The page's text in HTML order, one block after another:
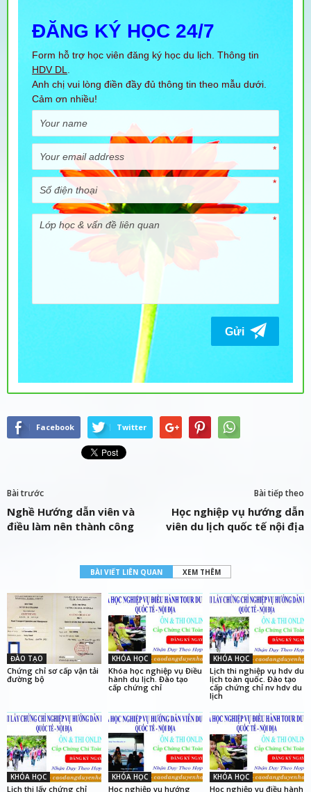
Facebook Twitter
Bài trước
Nghề Hướng dẫn viên và
điều làm nên thành công
Bài tiếp theo
Học nghiệp vụ hướng dẫn
viên du lịch quốc tế nội địa
BÀI VIẾT LIÊN QUAN XEM THÊM
ĐÀO TẠO
Chứng chỉ sơ cấp vận tải
đường bộ
KHÓA HỌC
Khóa học nghiệp vụ Điều
hành du lịch. Đào tạo
cấp chứng chỉ
KHÓA HỌC
Lịch thi nghiệp vụ hdv du
lịch toàn quốc. Đào tạo
cấp chứng chỉ nv hdv du
lịch
KHÓA HỌC
Lịch thi lấy chứng chỉ
KHÓA HỌC
Học nghiệp vụ hướng
KHÓA HỌC
Học nghiệp vụ điều hành